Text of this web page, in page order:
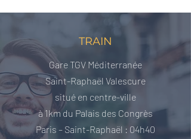
TRAIN
Gare TGV Méditerranée
Saint-Raphaël Valescure
situé en centre-ville
à 1km du Palais des Congrès
Paris – Saint-Raphaël : 04h40